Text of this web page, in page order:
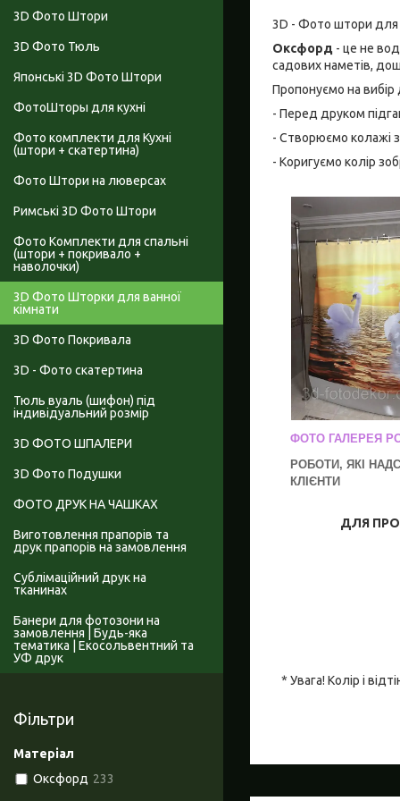
3D - Фото штори для
Оксфорд - це не
садових наметів,
Пропонуємо на вибір
- Перед друком
- Створюємо колажі
- Коригуємо колір
ФОТО ГАЛЕРЕЯ
РОБОТИ, ЯКІ
КЛІЄНТИ
ДЛЯ
* Увага! Колір і
3D Фото Штори
3D Фото Тюль
Японські 3D Фото Штори
ФотоШторы для кухні
Фото комплекти для Кухні
(штори + скатертина)
Фото Штори на люверсах
Римські 3D Фото Штори
Фото Комплекти для спальні
(штори + покривало +
наволочки)
3D Фото Шторки для ванної
кімнати
3D Фото Покривала
3D - Фото скатертина
Тюль вуаль (шифон) під
індивідуальний розмір
3D ФОТО ШПАЛЕРИ
3D Фото Подушки
ФОТО ДРУК НА ЧАШКАХ
Виготовлення прапорів та
друк прапорів на замовлення
Сублімаційний друк на
тканинах
Банери для фотозони на
замовлення | Будь-яка
тематика | Екосольвентний та
УФ друк
Фільтри
Матеріал
Оксфорд 233